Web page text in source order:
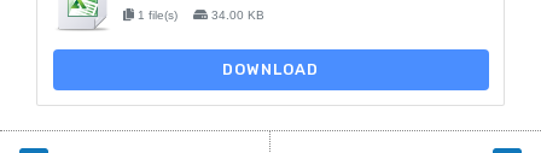
1 file(s) 34.00 KB
DOWNLOAD